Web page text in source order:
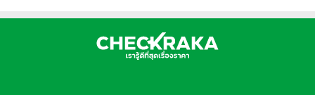
รุ่น Standard Cast Wheels (ล้อแม็ก)มีให้เลือก 2 สี คือสีดำ